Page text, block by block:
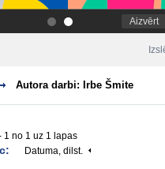
. Aizvērt
Autora darbi: Irbe Šmite
1 no 1 uz 1 lapas
Datuma, dilst.